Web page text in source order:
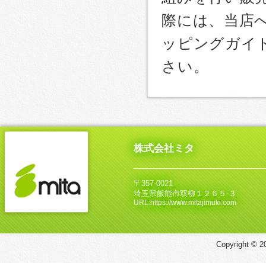
際には、当店
ッピングガイ
さい。
株式会社ミタ
〒357-0021
埼玉県飯能市双柳１２６５‐３
URL:https://www.mitajimuki.com
Copyright ©